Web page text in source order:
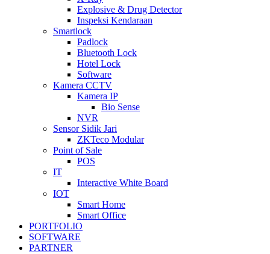
Explosive & Drug Detector
Inspeksi Kendaraan
Smartlock
Padlock
Bluetooth Lock
Hotel Lock
Software
Kamera CCTV
Kamera IP
Bio Sense
NVR
Sensor Sidik Jari
ZKTeco Modular
Point of Sale
POS
IT
Interactive White Board
IOT
Smart Home
Smart Office
PORTFOLIO
SOFTWARE
PARTNER